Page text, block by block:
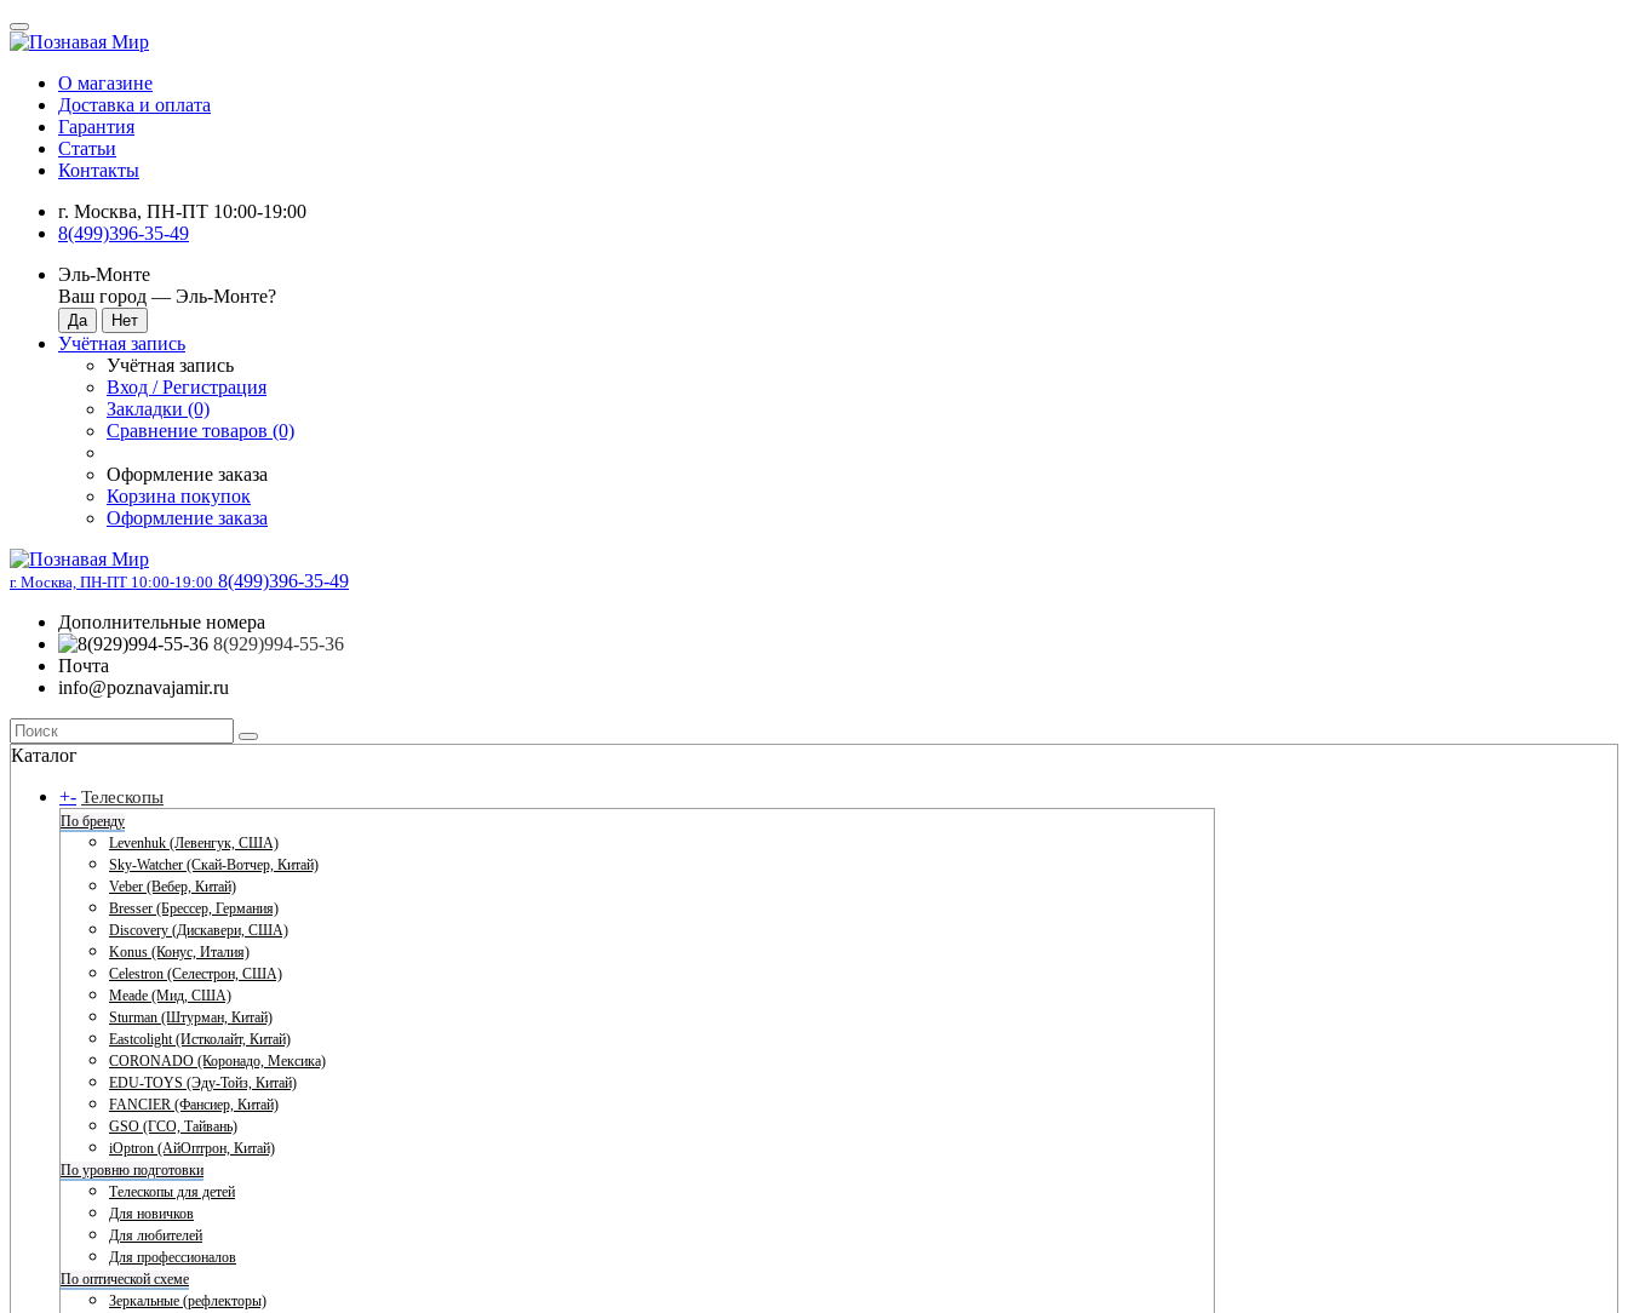
О магазине
Доставка и оплата
Гарантия
Статьи
Контакты
г. Москва, ПН-ПТ 10:00-19:00
8(499)396-35-49
Эль-Монте
Ваш город — Эль-Монте?
Учётная запись
Учётная запись
Вход / Регистрация
Закладки (0)
Сравнение товаров (0)
Оформление заказа
Корзина покупок
Оформление заказа
г. Москва, ПН-ПТ 10:00-19:00 8(499)396-35-49
Дополнительные номера
8(929)994-55-36
Почта
info@poznavajamir.ru
Каталог
+- Телескопы
По бренду
Levenhuk (Левенгук, США)
Sky-Watcher (Скай-Вотчер, Китай)
Veber (Вебер, Китай)
Bresser (Брессер, Германия)
Discovery (Дискавери, США)
Konus (Конус, Италия)
Celestron (Селестрон, США)
Meade (Мид, США)
Sturman (Штурман, Китай)
Eastcolight (Истколайт, Китай)
CORONADO (Коронадо, Мексика)
EDU-TOYS (Эду-Тойз, Китай)
FANCIER (Фансиер, Китай)
GSO (ГСО, Тайвань)
iOptron (АйОптрон, Китай)
По уровню подготовки
Телескопы для детей
Для новичков
Для любителей
Для профессионалов
По оптической схеме
Зеркальные (рефлекторы)